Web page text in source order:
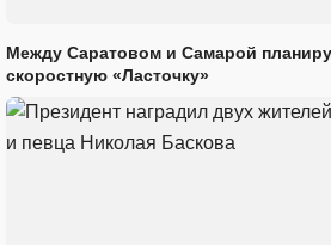
Между Саратовом и Самарой
скоростную «Ласточку»